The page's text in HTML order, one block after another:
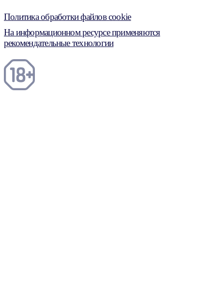
Политика обработки файлов cookie
На информационном ресурсе применяются
рекомендательные технологии